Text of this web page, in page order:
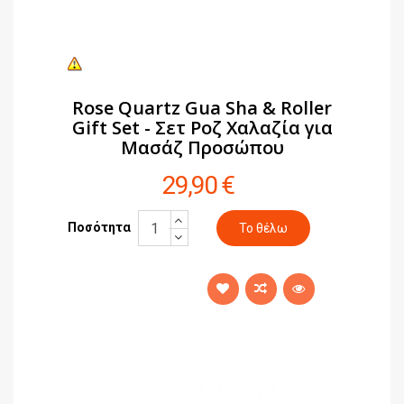
Rose Quartz Gua Sha & Roller
Gift Set - Σετ Ροζ Χαλαζία για
Μασάζ Προσώπου
29,90 €
Ποσότητα